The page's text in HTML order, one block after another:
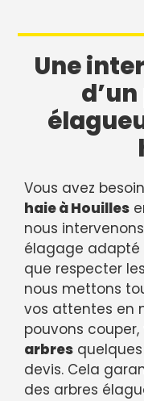
Une
Vous avez
haie à Houilles
nous
élagage adapté
que respecter
nous mettons
vos attentes en
pouvons couper,
arbres
devis. Cela
des arbres